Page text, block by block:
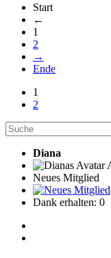
Start
←
1
2
→
Ende
1
2
Diana
Neues Mitglied
Dank erhalten: 0